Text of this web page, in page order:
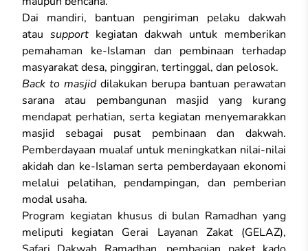
Dai mandiri, bantuan pengiriman pelaku dakwah
atau support kegiatan dakwah untuk memberikan
pemahaman ke-Islaman dan pembinaan terhadap
masyarakat desa, pinggiran, tertinggal, dan pelosok.
Back to masjiddilakukan berupa bantuan perawatan
sarana atau pembangunan masjid yang kurang
mendapat perhatian, serta kegiatan menyemarakkan
masjid sebagai pusat pembinaan dan dakwah.
Pemberdayaan mualaf untuk meningkatkan nilai-nilai
akidah dan ke-Islaman serta pemberdayaan ekonomi
melalui pelatihan, pendampingan, dan pemberian
modal usaha.
Program kegiatan khusus di bulan Ramadhan yang
meliputi kegiatan Gerai Layanan Zakat (GELAZ),